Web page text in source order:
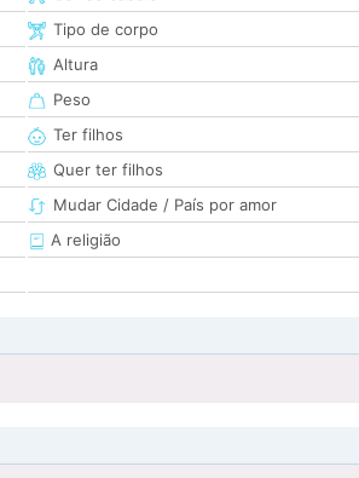
Tipo de corpo
Altura
Peso
Ter filhos
Quer ter filhos
Mudar Cidade / País por amor
A religião